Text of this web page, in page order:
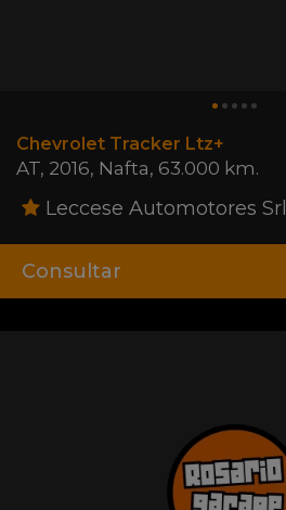
Chevrolet Tracker Ltz+
AT, 2016, Nafta, 63.000 km.
Leccese Automotores Srl
Consultar